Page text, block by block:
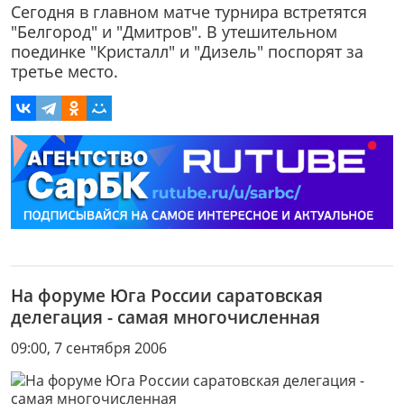
Сегодня в главном матче турнира встретятся
"Белгород" и "Дмитров". В утешительном
поединке "Кристалл" и "Дизель" поспорят за
третье место.
На форуме Юга России саратовская
делегация - самая многочисленная
09:00, 7 сентября 2006